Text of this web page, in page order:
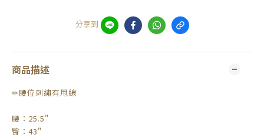
分享到
商品描述
✏腰位刺繡有甩線
腰：25.5"
臀：43"